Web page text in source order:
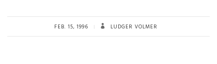
FEB. 15, 1996 LUDGER VOLMER